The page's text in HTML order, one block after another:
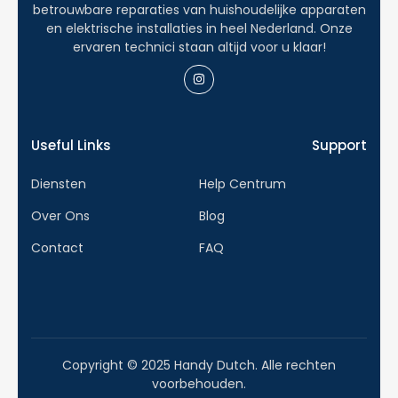
uitgevoerd. Tijdens de uitvoering houden we
u continu op de hoogte van de voortgang.
Kwaliteitscontrole en Oplevering
een uitgebreide kwaliteitscontrole plaats.
voldoen aan de geldende wettelijke regels
en veiligheidsnormen. Pas na deze controle
vindt de definitieve oplevering plaats,
Ook na de oplevering blijft onze service voor
u beschikbaar. Wij bieden periodieke
betrouwbare reparaties van huishoudelijke apparaten
en elektrische installaties in heel Nederland. Onze
ervaren technici staan altijd voor u klaar!
Useful Links
Diensten
Over Ons
Contact
Support
Help Centrum
Blog
FAQ
Copyright © 2025 Handy Dutch. Alle rechten
voorbehouden.